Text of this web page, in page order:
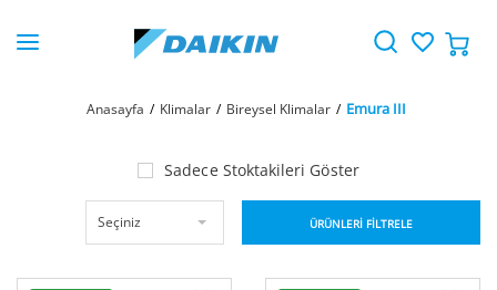
Anasayfa Klimalar Bireysel Klimalar Emura III
Sadece Stoktakileri Göster
Seçiniz ÜRÜNLERİ FİLTRELE